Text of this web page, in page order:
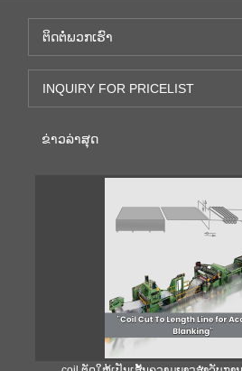
ຕິດ​ຕໍ່​ພວກ​ເຮົາ
INQUIRY FOR PRICELIST
ຂ່າວ​ລ່າ​ສຸດ